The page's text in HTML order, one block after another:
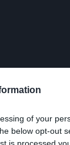
of your
below opt-out